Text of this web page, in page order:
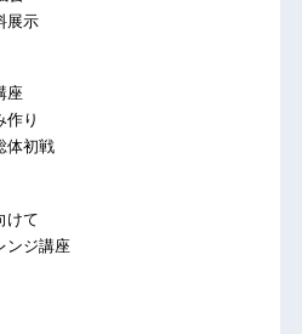
展示
座
り
初戦
て
ジ講座